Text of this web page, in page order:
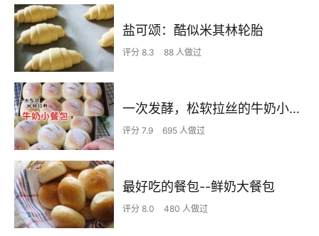
盐可颂：酷似米其林轮胎
评分 8.3 88 人做过
一次发酵，松软拉丝的牛奶小餐包
评分 7.9 695 人做过
最好吃的餐包--鲜奶大餐包
评分 8.0 480 人做过